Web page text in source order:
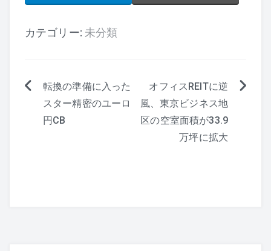
カテゴリー: 未分類
投
転換の準備に入った
スター精密のユーロ
円CB
オフィスREITに逆
風、東京ビジネス地
区の空室面積が33.9
万坪に拡大